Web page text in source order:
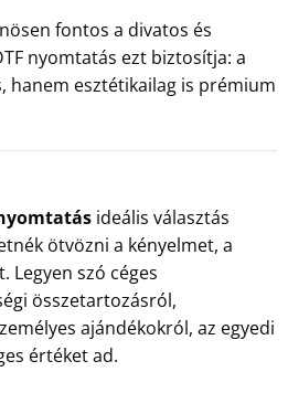
fontos a divatos és
nyomtatás ezt biztosítja: a
hanem esztétikailag is prémium
ideális választás
ötvözni a kényelmet, a
Legyen szó céges
összetartozásról,
ajándékokról, az egyedi
értéket ad.